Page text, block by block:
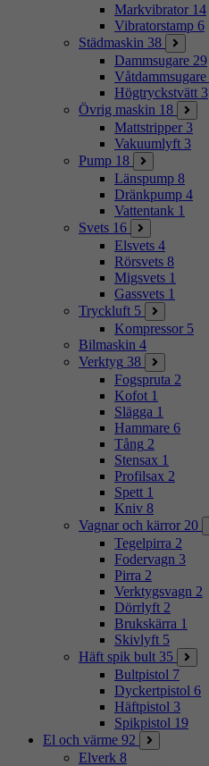
Markvibrator 14
Vibratorstamp 6
Städmaskin 38
Dammsugare 29
Våtdammsugare
Högtryckstvätt 3
Övrig maskin 18
Mattstripper 3
Vakuumlyft 3
Pump 18
Länspump 8
Dränkpump 4
Vattentank 1
Svets 16
Elsvets 4
Rörsvets 8
Migsvets 1
Gassvets 1
Tryckluft 5
Kompressor 5
Bilmaskin 4
Verktyg 38
Fogspruta 2
Kofot 1
Slägga 1
Hammare 6
Tång 2
Stensax 1
Profilsax 2
Spett 1
Kniv 8
Vagnar och kärror 20
Tegelpirra 2
Fodervagn 3
Pirra 2
Verktygsvagn 2
Dörrlyft 2
Brukskärra 1
Skivlyft 5
Häft spik bult 35
Bultpistol 7
Dyckertpistol 6
Häftpistol 3
Spikpistol 19
El och värme 92
Elverk 8